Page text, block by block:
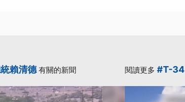
賴清德有關的新聞 閱讀更多 #T-34